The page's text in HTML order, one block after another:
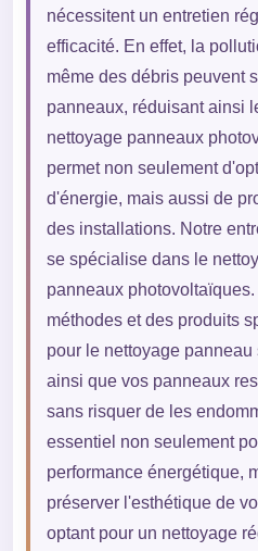
nécessitent un entretien
efficacité. En effet, la
même des débris peuvent
panneaux, réduisant ainsi
nettoyage panneaux
permet non seulement
d'énergie, mais aussi de
des installations. Notre
se spécialise dans le
panneaux
méthodes et des produits
pour le nettoyage
ainsi que vos panneaux
sans risquer de les
essentiel non seulement
performance énergétique,
préserver l'esthétique de
optant pour un nettoyage